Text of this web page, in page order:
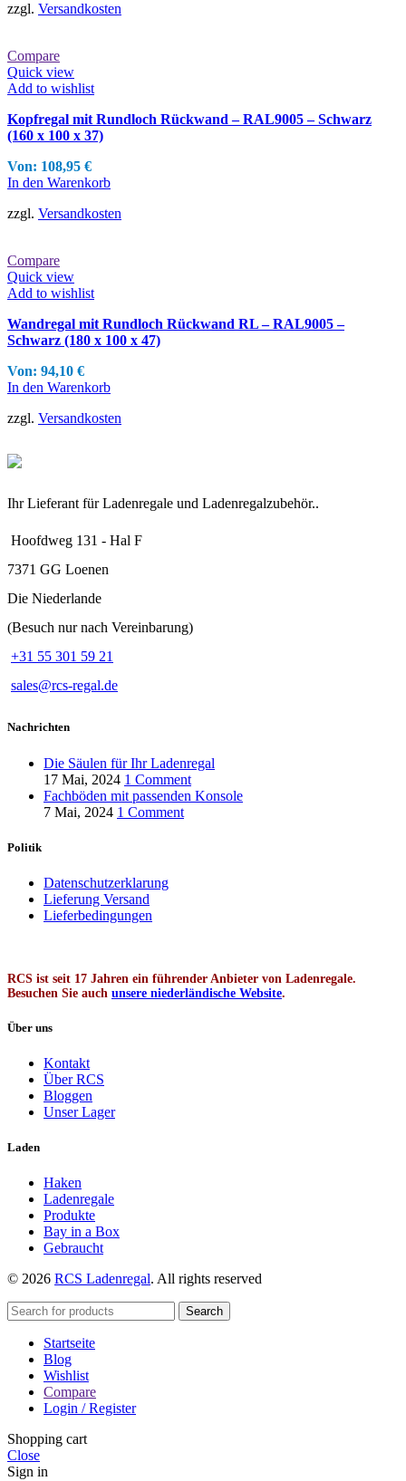
zzgl. Versandkosten
Compare
Quick view
Add to wishlist
Kopfregal mit Rundloch Rückwand – RAL9005 – Schwarz
(160 x 100 x 37)
Von: 108,95 €
In den Warenkorb
zzgl. Versandkosten
Compare
Quick view
Add to wishlist
Wandregal mit Rundloch Rückwand RL – RAL9005 –
Schwarz (180 x 100 x 47)
Von: 94,10 €
In den Warenkorb
zzgl. Versandkosten
Ihr Lieferant für Ladenregale und Ladenregalzubehör..
Hoofdweg 131 - Hal F
7371 GG Loenen
Die Niederlande
(Besuch nur nach Vereinbarung)
+31 55 301 59 21
sales@rcs-regal.de
Nachrichten
Die Säulen für Ihr Ladenregal
17 Mai, 2024 1 Comment
Fachböden mit passenden Konsole
7 Mai, 2024 1 Comment
Politik
Datenschutzerklarung
Lieferung Versand
Lieferbedingungen
RCS ist seit 17 Jahren ein führender Anbieter von Ladenregale.
Besuchen Sie auch unsere niederländische Website.
Über uns
Kontakt
Über RCS
Bloggen
Unser Lager
Laden
Haken
Ladenregale
Produkte
Bay in a Box
Gebraucht
© 2026 RCS Ladenregal. All rights reserved
Search
Startseite
Blog
Wishlist
Compare
Login / Register
Shopping cart
Close
Sign in